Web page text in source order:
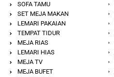
SOFA TAMU
SET MEJA MAKAN
LEMARI PAKAIAN
TEMPAT TIDUR
MEJA RIAS
LEMARI HIAS
MEJA TV
MEJA BUFET